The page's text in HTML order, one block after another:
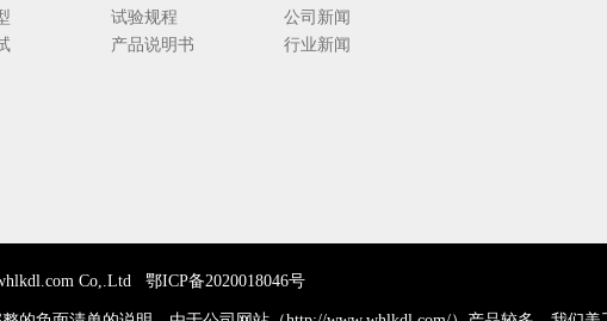
试验规程
产品说明书
公司新闻
行业新闻
Co,.Ltd 鄂ICP备2020018046号